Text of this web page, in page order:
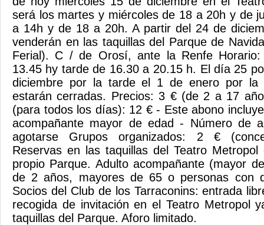
será los martes y miércoles de 18 a 20h y de
a 14h y de 18 a 20h. A partir del 24 de
venderán en las taquillas del Parque de
Ferial). C / de Orosí, ante la Renfe
13.45 hy tarde de 16.30 a 20.15 h. El día 25
diciembre por la tarde el 1 de enero por la
estarán cerradas. Precios: 3 € (de 2 a 17
(para todos los días): 12 € - Este abono
acompañante mayor de edad - Número de
agotarse Grupos organizados: 2 €
Reservas en las taquillas del Teatro
propio Parque. Adulto acompañante (mayor
de 2 años, mayores de 65 o personas con
Socios del Club de los Tarraconins: entrada
recogida de invitación en el Teatro Metropol
taquillas del Parque. Aforo limitado.